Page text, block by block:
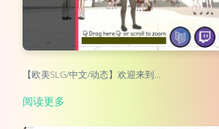
【欧美SLG/中文/动态】欢迎来到…
阅读更多